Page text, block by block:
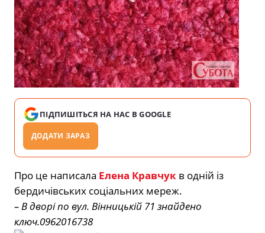
ПІДПИШІТЬСЯ НА НАС В GOOGLE
ДОДАТИ ЗАРАЗ
Про це написала Елена Кравчук в одній із
бердичівських соціальних мереж.
– В дворі по вул. Вінницькій 71 знайдено
ключ.0962016738